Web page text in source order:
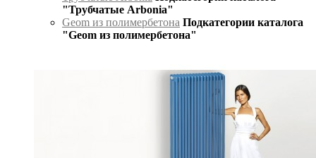
"Трубчатые Arbonia"
Geom из полимербетона Подкатегории каталога
"Geom из полимербетона"